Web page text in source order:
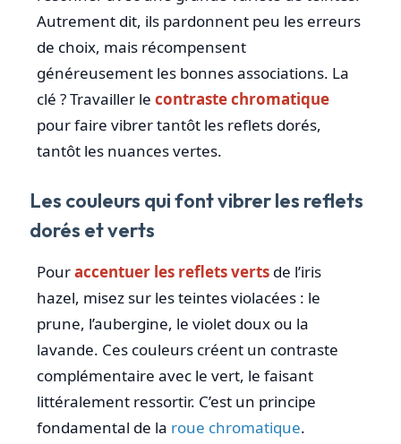
Autrement dit, ils pardonnent peu les erreurs
de choix, mais récompensent
généreusement les bonnes associations. La
clé ? Travailler le contraste chromatique
pour faire vibrer tantôt les reflets dorés,
tantôt les nuances vertes.
Les couleurs qui font vibrer les reflets
dorés et verts
Pouraccentuer les reflets verts de l’iris
hazel, misez sur les teintes violacées : le
prune, l’aubergine, le violet doux ou la
lavande. Ces couleurs créent un contraste
complémentaire avec le vert, le faisant
littéralement ressortir. C’est un principe
fondamental de la roue chromatique.